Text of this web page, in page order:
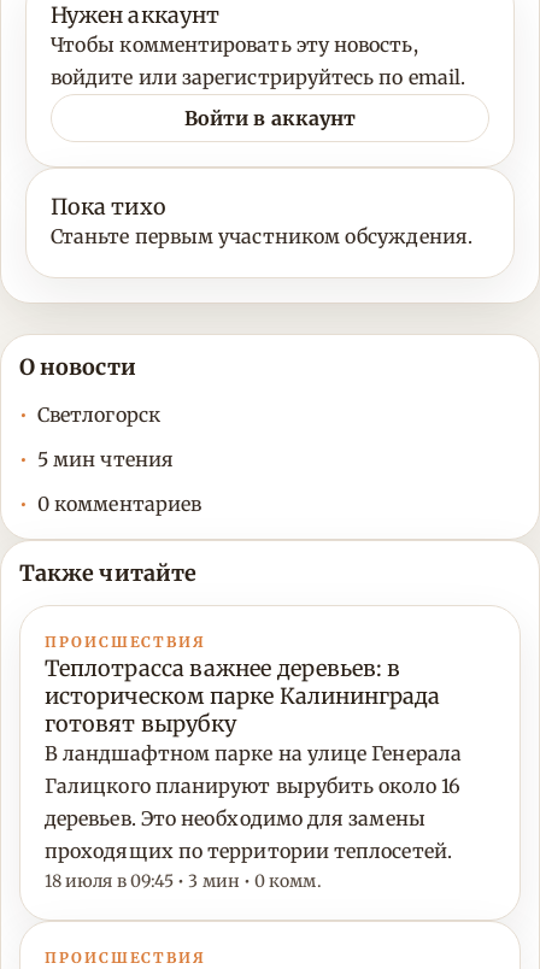
Нужен аккаунт
Чтобы комментировать эту новость,
войдите или зарегистрируйтесь по email.
Войти в аккаунт
Пока тихо
Станьте первым участником обсуждения.
О новости
Светлогорск
5 мин чтения
0 комментариев
Также читайте
ПРОИСШЕСТВИЯ
Теплотрасса важнее деревьев: в
историческом парке Калининграда
готовят вырубку
В ландшафтном парке на улице Генерала
Галицкого планируют вырубить около 16
деревьев. Это необходимо для замены
проходящих по территории теплосетей.
18 июля в 09:45 • 3 мин • 0 комм.
ПРОИСШЕСТВИЯ